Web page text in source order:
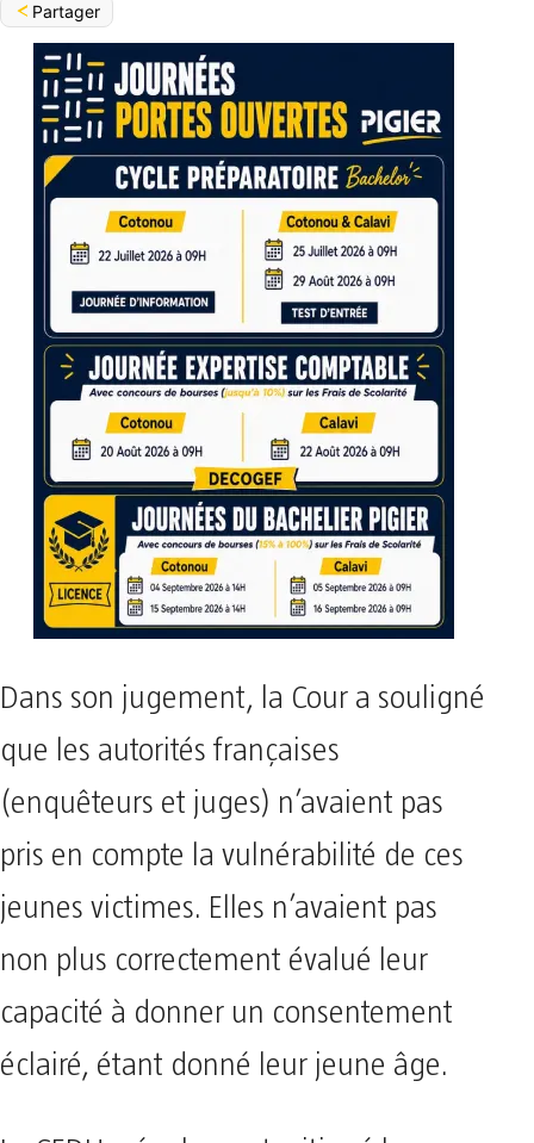
Partager
Dans son jugement, la Cour a souligné
que les autorités françaises
(enquêteurs et juges) n’avaient pas
pris en compte la vulnérabilité de ces
jeunes victimes. Elles n’avaient pas
non plus correctement évalué leur
capacité à donner un consentement
éclairé, étant donné leur jeune âge.